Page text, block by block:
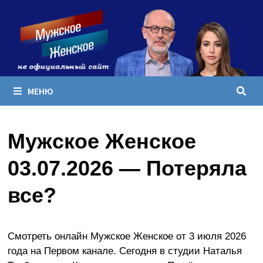
содержимому
МЕНЮ
Мужское Женское
03.07.2026 — Потеряла
все?
Смотреть онлайн Мужское Женское от 3 июля 2026
года на Первом канале. Сегодня в студии Наталья